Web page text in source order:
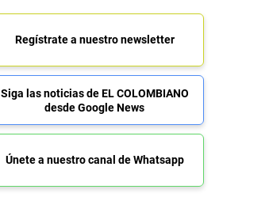
Regístrate a nuestro newsletter
Siga las noticias de EL COLOMBIANO
desde Google News
Únete a nuestro canal de Whatsapp